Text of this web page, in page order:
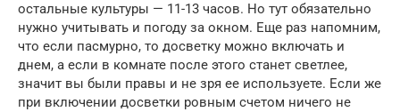
остальные культуры — 11-13 часов. Но тут обязательно
нужно учитывать и погоду за окном. Еще раз напомним,
что если пасмурно, то досветку можно включать и
днем, а если в комнате после этого станет светлее,
значит вы были правы и не зря ее используете. Если же
при включении досветки ровным счетом ничего не